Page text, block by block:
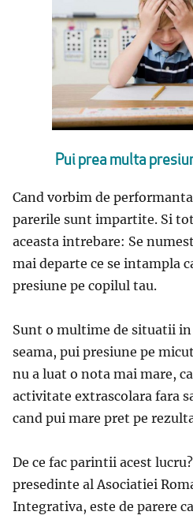
Pui prea multa
Cand vorbim de
parerile sunt impartite. Si
aceasta intrebare: Se
mai departe ce se intampla
presiune pe copilul tau.
Sunt o multime de situatii in
seama, pui presiune pe
nu a luat o nota mai mare,
activitate extrascolara fara
cand pui mare pret pe
De ce fac parintii acest
presedinte al Asociatiei
Integrativa, este de parere